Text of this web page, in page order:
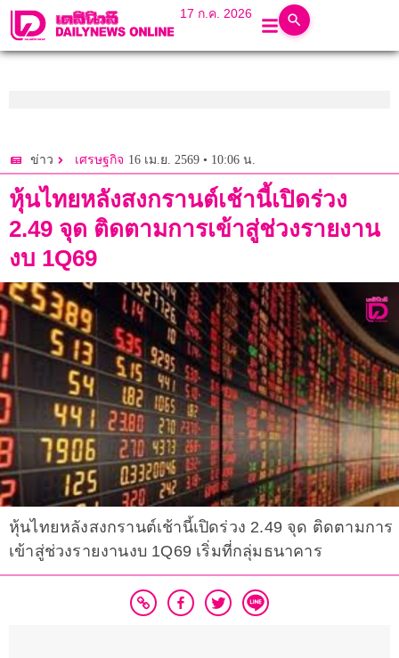
17 ก.ค. 2026
ข่าว เศรษฐกิจ 16 เม.ย. 2569 • 10:06 น.
หุ้นไทยหลังสงกรานต์เช้านี้เปิดร่วง
2.49 จุด ติดตามการเข้าสู่ช่วงรายงาน
งบ 1Q69
หุ้นไทยหลังสงกรานต์เช้านี้เปิดร่วง 2.49 จุด ติดตามการ
เข้าสู่ช่วงรายงานงบ 1Q69 เริ่มที่กลุ่มธนาคาร